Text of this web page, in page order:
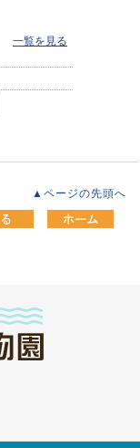
一覧を見る
▲ページの先頭へ